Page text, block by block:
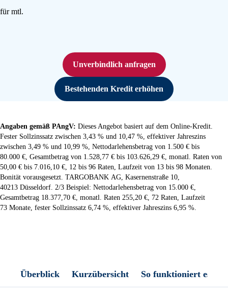
fürmtl.
Unverbindlich anfragen
Bestehenden Kredit erhöhen
Angaben gemäß PAngV: Dieses Angebot basiert auf dem Online-Kredit.
Fester Sollzinssatz zwischen 3,43 % und 10,47 %, effektiver Jahreszins
zwischen 3,49 % und 10,99 %, Nettodarlehensbetrag von 1.500 € bis
80.000 €, Gesamtbetrag von 1.528,77 € bis 103.626,29 €, monatl. Raten von
50,00 € bis 7.016,10 €, 12 bis 96 Raten, Laufzeit von 13 bis 98 Monaten.
Bonität vorausgesetzt. TARGOBANK AG, Kasernenstraße 10,
40213 Düsseldorf. 2/3 Beispiel: Nettodarlehensbetrag von 15.000 €,
Gesamtbetrag 18.377,70 €, monatl. Raten 255,20 €, 72 Raten, Laufzeit
73 Monate, fester Sollzinssatz 6,74 %, effektiver Jahreszins 6,95 %.
Überblick Kurzübersicht So funktioniert es